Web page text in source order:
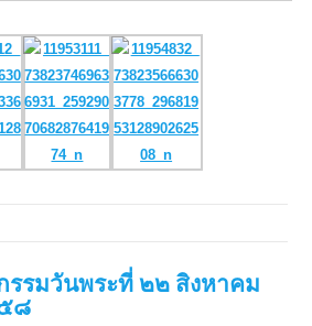
รมวันพระที่ ๒๒ สิงหาคม
๘